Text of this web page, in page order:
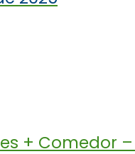
+ Comedor